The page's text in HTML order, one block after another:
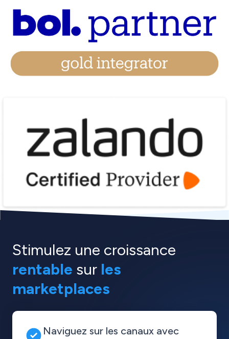
Stimulez une croissance
rentable sur les
marketplaces
Naviguez sur les canaux avec